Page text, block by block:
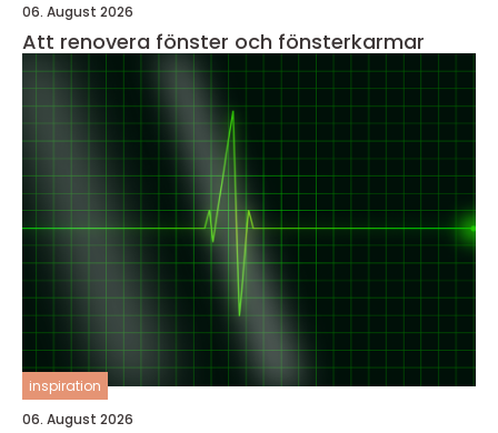
06. August 2026
Att renovera fönster och fönsterkarmar
inspiration
06. August 2026